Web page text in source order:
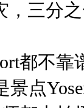
，三分
不靠